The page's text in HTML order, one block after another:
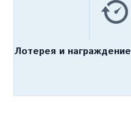
Лотерея и награждение